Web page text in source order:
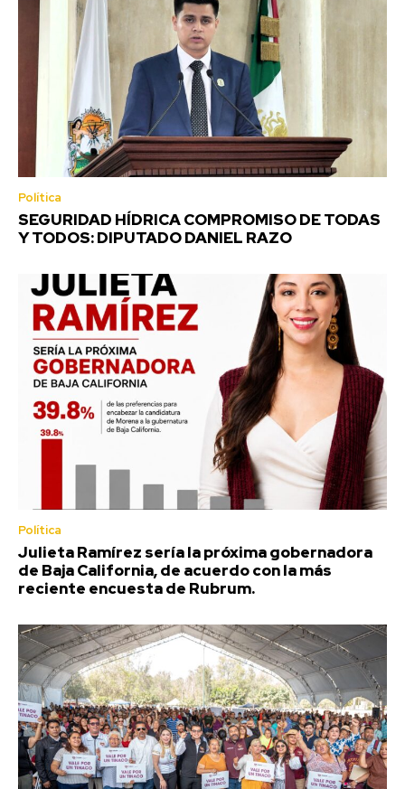
Política
SEGURIDAD HÍDRICA COMPROMISO DE TODAS
Y TODOS: DIPUTADO DANIEL RAZO
Política
Julieta Ramírez sería la próxima gobernadora
de Baja California, de acuerdo con la más
reciente encuesta de Rubrum.